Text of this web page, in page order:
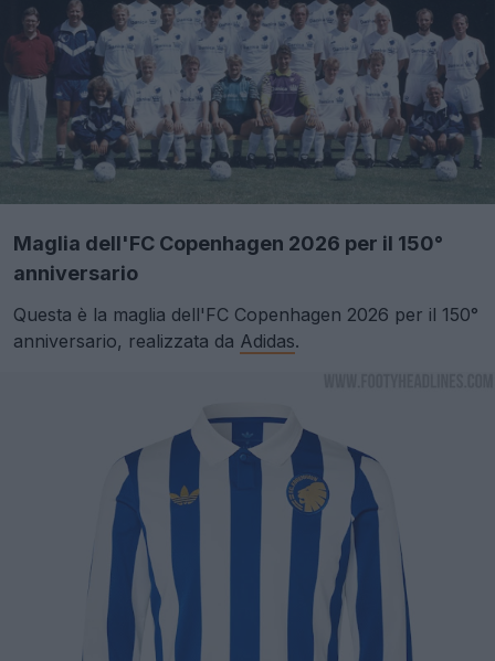
Maglia dell'FC Copenhagen 2026 per il 150°
anniversario
Questa è la maglia dell'FC Copenhagen 2026 per il 150°
anniversario, realizzata da Adidas.